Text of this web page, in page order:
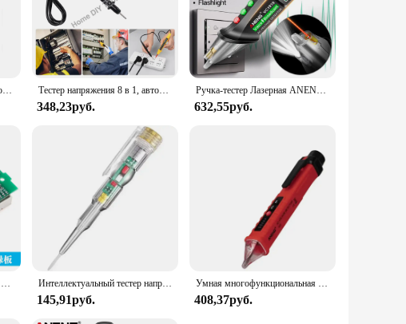
Однослойные/Перекрестные отвертки, неоновый Индикатор лампы, измеритель электрической ручки, изолированный Карманный тестер для подсветки электрика, ручка, инструменты Тестер напряжения 8 в 1, автоматический Электрический перьевой детектор переменного и постоянного тока 6-380 В, индукционный дисплей со стандартным инструмент для проверки электрика
348,23руб.
Ручка-тестер Лазерная ANENG VC1019, 12-1000 в
632,55руб.
Индикатор емкости литиевой батареи 1S, 2S, 3S, 3,7 в, 4,2 в, синий дисплей, тестер мощности аккумулятора электромобиля, литий-ионный Интеллектуальный тестер напряжения перо AC Бесконтактный индукционный тестер карандаш вольтметр детектор мощности индикатор электрической отвертки
145,91руб.
Умная многофункциональная электрическая ручка с обнаружением линий, бытовая Индукционная электрическая ручка со звуком и магнитной сигнализацией
408,37руб.